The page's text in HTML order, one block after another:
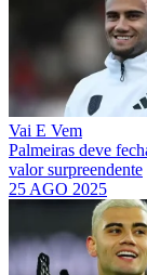
Vai E Vem
Palmeiras deve
valor surpreendente
25 AGO 2025